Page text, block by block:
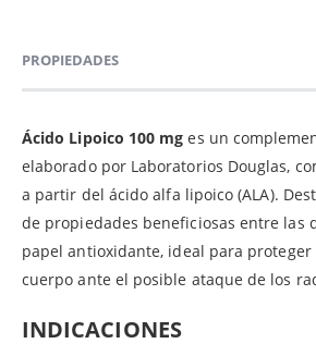
PROPIEDADES
Ácido Lipoico 100 mges un
elaborado por Laboratorios Douglas,
a partir del ácido alfa lipoico (ALA).
de propiedades beneficiosas entre las
papel antioxidante, ideal para proteger
cuerpo ante el posible ataque de los
INDICACIONES